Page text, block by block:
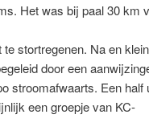
Het was bij paal 30 km
stortregenen. Na en
door een
stroomafwaarts. Een half
een groepje van KC-